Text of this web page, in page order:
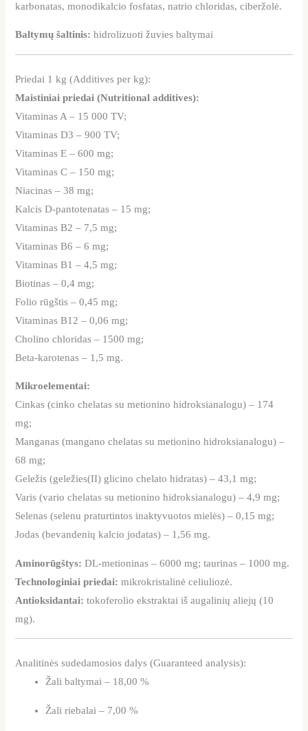
karbonatas, monodikalcio fosfatas, natrio chloridas, ciberžolė.
Baltymų šaltinis: hidrolizuoti žuvies baltymai
Priedai 1 kg (Additives per kg):
Maistiniai priedai (Nutritional additives):
Vitaminas A – 15 000 TV;
Vitaminas D3 – 900 TV;
Vitaminas E – 600 mg;
Vitaminas C – 150 mg;
Niacinas – 38 mg;
Kalcis D-pantotenatas – 15 mg;
Vitaminas B2 – 7,5 mg;
Vitaminas B6 – 6 mg;
Vitaminas B1 – 4,5 mg;
Biotinas – 0,4 mg;
Folio rūgštis – 0,45 mg;
Vitaminas B12 – 0,06 mg;
Cholino chloridas – 1500 mg;
Beta-karotenas – 1,5 mg.
Mikroelementai:
Cinkas (cinko chelatas su metionino hidroksianalogu) – 174
mg;
Manganas (mangano chelatas su metionino hidroksianalogu) –
68 mg;
Geležis (geležies(II) glicino chelato hidratas) – 43,1 mg;
Varis (vario chelatas su metionino hidroksianalogu) – 4,9 mg;
Selenas (selenu praturtintos inaktyvuotos mielės) – 0,15 mg;
Jodas (bevandenių kalcio jodatas) – 1,56 mg.
Aminorūgštys: DL-metioninas – 6000 mg; taurinas – 1000 mg.
Technologiniai priedai: mikrokristalinė celiuliozė.
Antioksidantai: tokoferolio ekstraktai iš augalinių aliejų (10
mg).
Analitinės sudedamosios dalys (Guaranteed analysis):
Žali baltymai – 18,00 %
Žali riebalai – 7,00 %